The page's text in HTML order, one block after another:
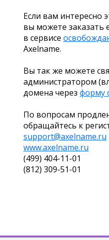
Если вам интересно
вы можете заказать
в сервисе
Axelname.
Вы так же можете
администратором
домена через форму
По вопросам
обращайтесь к
support@axelname.ru
www.axelname.ru
(499) 404-11-01
(812) 309-51-01